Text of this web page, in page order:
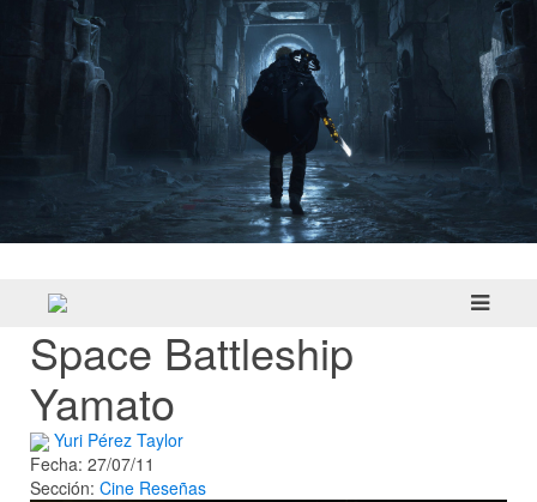
Space Battleship
Yamato
Yuri Pérez Taylor
Fecha: 27/07/11
Sección: Cine Reseñas